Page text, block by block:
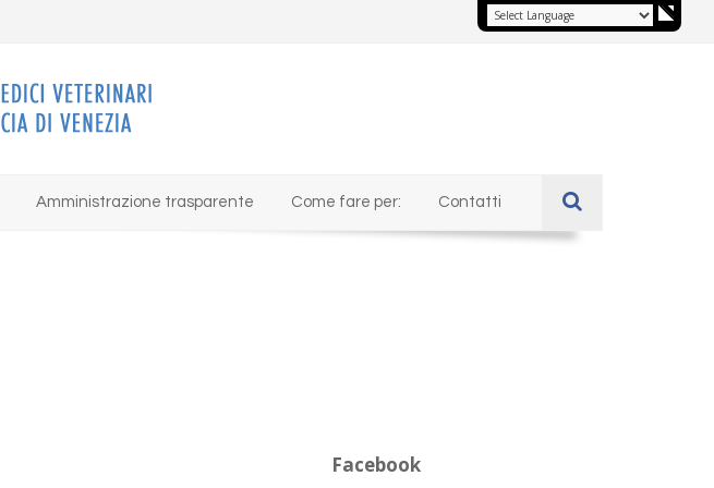
Amministrazione trasparente Come fare per: Contatti
Facebook